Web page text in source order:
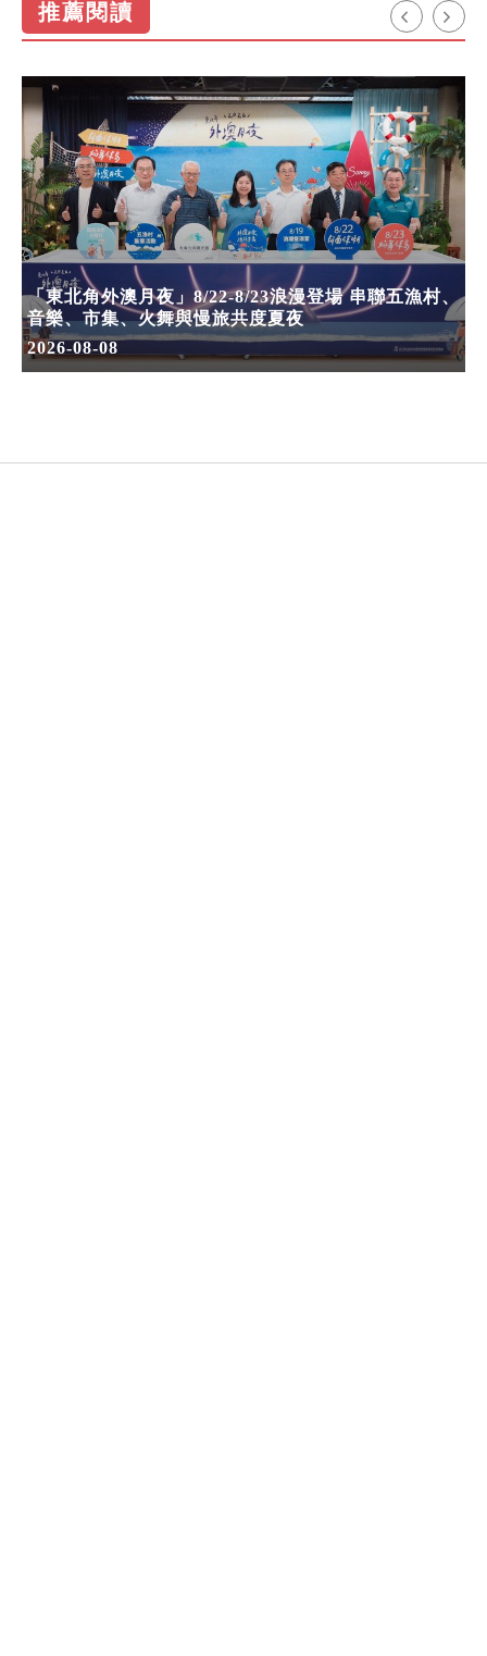
推薦閱讀
「東北角外澳月夜」8/22-8/23浪漫登場 串聯五漁村、
音樂、市集、火舞與慢旅共度夏夜
2026-08-08